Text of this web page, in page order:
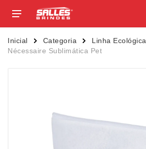
Inicial Categoria
Linha Ecológica
Nécessaire Sublimática Pet